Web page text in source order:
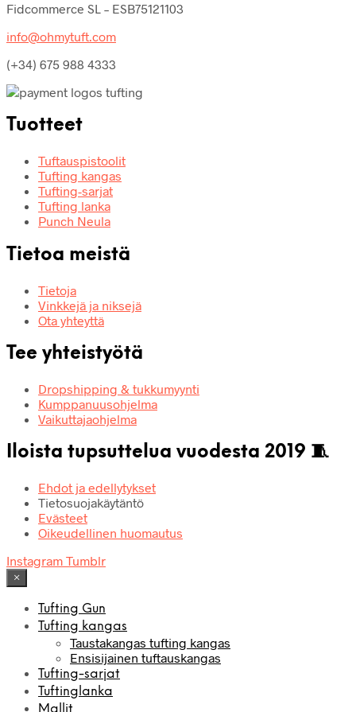
Fidcommerce SL – ESB75121103
info@ohmytuft.com
(+34) 675 988 4333
Tuotteet
Tuftauspistoolit
Tufting kangas
Tufting-sarjat
Tufting lanka
Punch Neula
Tietoa meistä
Tietoja
Vinkkejä ja niksejä
Ota yhteyttä
Tee yhteistyötä
Dropshipping & tukkumyynti
Kumppanuusohjelma
Vaikuttajaohjelma
Iloista tupsuttelua vuodesta 2019 🧵
Ehdot ja edellytykset
Tietosuojakäytäntö
Evästeet
Oikeudellinen huomautus
Instagram Tumblr
×
Tufting Gun
Tufting kangas
Taustakangas tufting kangas
Ensisijainen tuftauskangas
Tufting-sarjat
Tuftinglanka